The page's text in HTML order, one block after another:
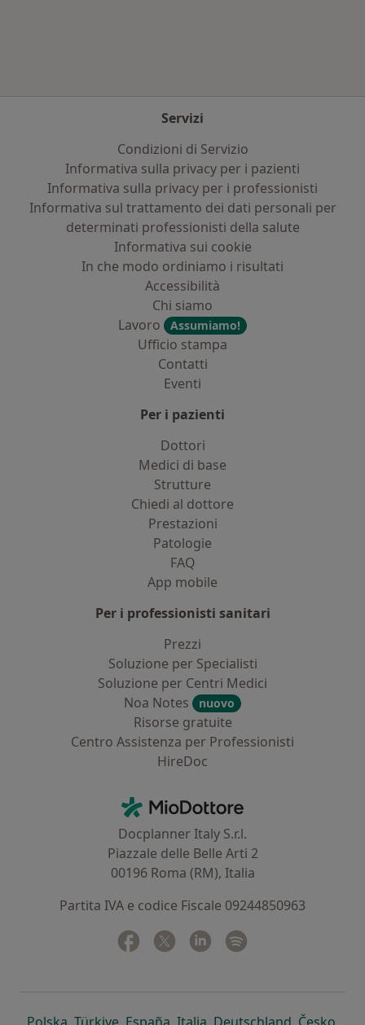
Servizi
Condizioni di Servizio
Informativa sulla privacy per i pazienti
Informativa sulla privacy per i professionisti
Informativa sul trattamento dei dati personali per
determinati professionisti della salute
Informativa sui cookie
In che modo ordiniamo i risultati
Accessibilità
Chi siamo
Lavoro
Assumiamo!
Ufficio stampa
Contatti
Eventi
Per i pazienti
Dottori
Medici di base
Strutture
Chiedi al dottore
Prestazioni
Patologie
FAQ
App mobile
Per i professionisti sanitari
Prezzi
Soluzione per Specialisti
Soluzione per Centri Medici
Noa Notes
nuovo
Risorse gratuite
Centro Assistenza per Professionisti
HireDoc
MioDottore - Homepage
Docplanner Italy S.r.l.
Piazzale delle Belle Arti 2
00196 Roma (RM), Italia
Partita IVA e codice Fiscale 09244850963
Facebook
si apre in una nuova scheda
Twitter
si apre in una nuova scheda
Linkedin
si apre in una nuova
si apre in una nuova scheda
si apre in una nuova scheda
si apre in una nuova scheda
si apre in una nuova
si apre in
si